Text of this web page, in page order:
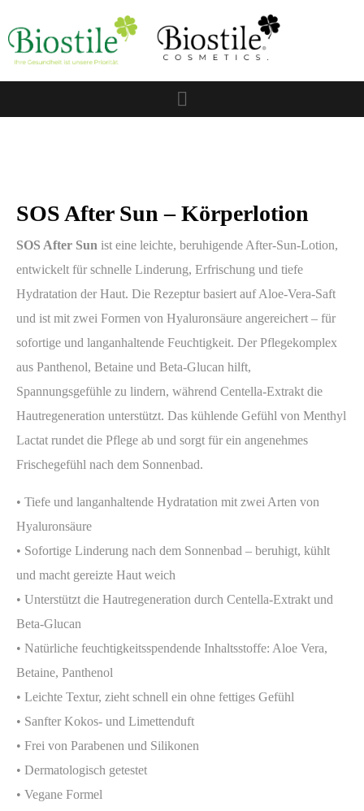
SOS After Sun – Körperlotion
SOS After Sun ist eine leichte, beruhigende After-Sun-Lotion,
entwickelt für schnelle Linderung, Erfrischung und tiefe
Hydratation der Haut. Die Rezeptur basiert auf Aloe-Vera-Saft
und ist mit zwei Formen von Hyaluronsäure angereichert – für
sofortige und langanhaltende Feuchtigkeit. Der Pflegekomplex
aus Panthenol, Betaine und Beta-Glucan hilft,
Spannungsgefühle zu lindern, während Centella-Extrakt die
Hautregeneration unterstützt. Das kühlende Gefühl von Menthyl
Lactat rundet die Pflege ab und sorgt für ein angenehmes
Frischegefühl nach dem Sonnenbad.
• Tiefe und langanhaltende Hydratation mit zwei Arten von
Hyaluronsäure
• Sofortige Linderung nach dem Sonnenbad – beruhigt, kühlt
und macht gereizte Haut weich
• Unterstützt die Hautregeneration durch Centella-Extrakt und
Beta-Glucan
• Natürliche feuchtigkeitsspendende Inhaltsstoffe: Aloe Vera,
Betaine, Panthenol
• Leichte Textur, zieht schnell ein ohne fettiges Gefühl
• Sanfter Kokos- und Limettenduft
• Frei von Parabenen und Silikonen
• Dermatologisch getestet
• Vegane Formel